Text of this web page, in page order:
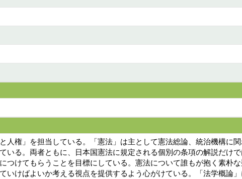
権」を担当している。「憲法」は主として憲法総論、統治機構に
る。両者ともに、日本国憲法に規定される個別の条項の解説だけ
けてもらうことを目標にしている。憲法について誰もが抱く素朴な
けばよいか考える視点を提供するよう心がけている。「法学概論